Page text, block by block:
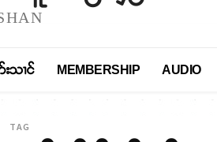
းသၢင် MEMBERSHIP AUDIO
TAG